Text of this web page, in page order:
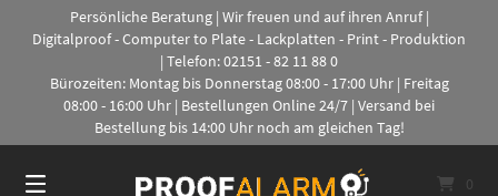
Persönliche Beratung | Wir freuen und auf ihren Anruf |
Digitalproof - Computer to Plate - Lackplatten - Print - Produktion
| Telefon: 02151 - 82 11 88 0
Bürozeiten: Montag bis Donnerstag 08:00 - 17:00 Uhr | Freitag
08:00 - 16:00 Uhr | Bestellungen Online 24/7 | Versand bei
Bestellung bis 14:00 Uhr noch am gleichen Tag!
0